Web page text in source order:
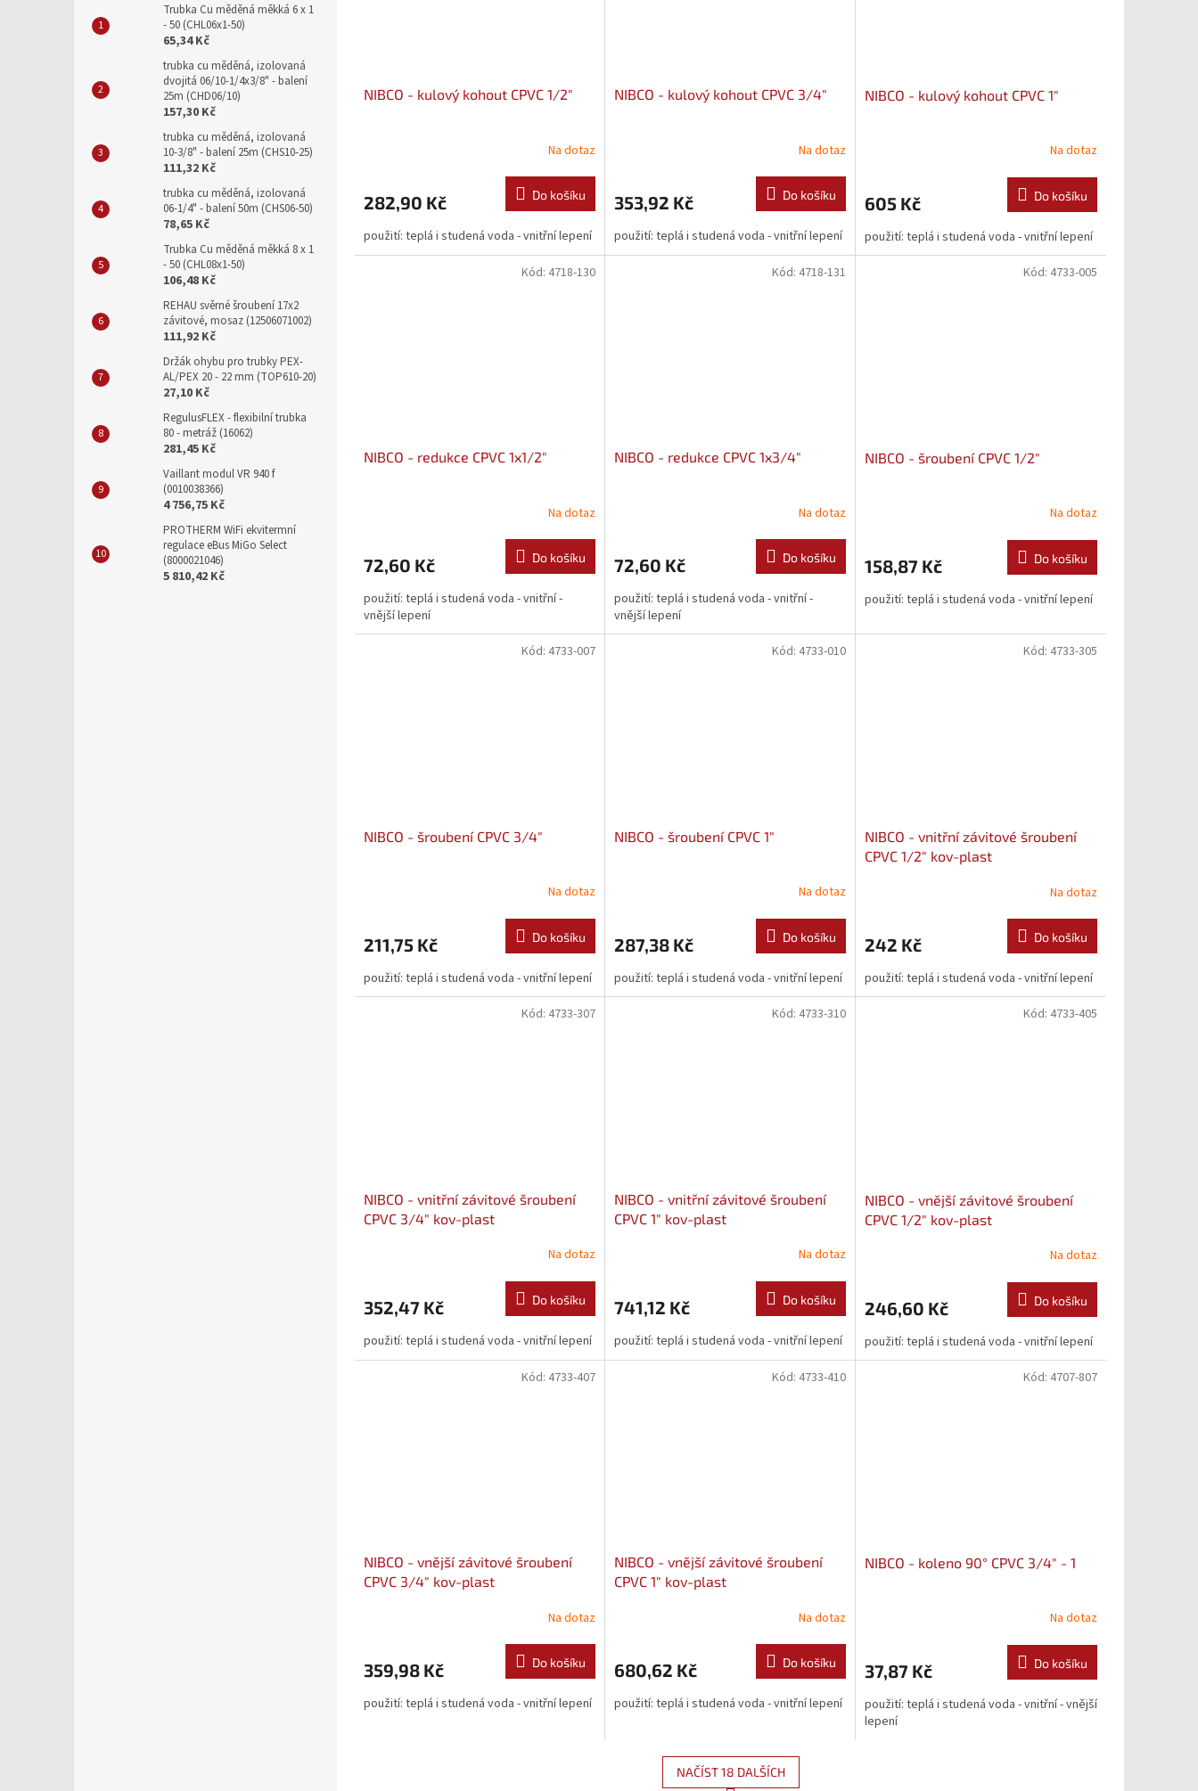
Trubka Cu měděná měkká 6 x 1
- 50 (CHL06x1-50)
65,34 Kč
trubka cu měděná, izolovaná
dvojitá 06/10-1/4x3/8" - balení
25m (CHD06/10)
157,30 Kč
trubka cu měděná, izolovaná
10-3/8" - balení 25m (CHS10-25)
111,32 Kč
trubka cu měděná, izolovaná
06-1/4" - balení 50m (CHS06-50)
78,65 Kč
Trubka Cu měděná měkká 8 x 1
- 50 (CHL08x1-50)
106,48 Kč
REHAU svěrné šroubení 17x2
závitové, mosaz (12506071002)
111,92 Kč
Držák ohybu pro trubky PEX-
AL/PEX 20 - 22 mm (TOP610-20)
27,10 Kč
RegulusFLEX - flexibilní trubka
80 - metráž (16062)
281,45 Kč
Vaillant modul VR 940 f
(0010038366)
4 756,75 Kč
PROTHERM WiFi ekvitermní
regulace eBus MiGo Select
(8000021046)
5 810,42 Kč
NIBCO - kulový kohout CPVC 1/2"
Na dotaz
282,90 Kč Do košíku
použití: teplá i studená voda - vnitřní lepení
NIBCO - kulový kohout CPVC 3/4"
Na dotaz
353,92 Kč Do košíku
použití: teplá i studená voda - vnitřní lepení
NIBCO - kulový kohout CPVC 1"
Na dotaz
605 Kč Do košíku
použití: teplá i studená voda - vnitřní lepení
NIBCO - redukce CPVC 1x1/2"
Na dotaz
72,60 Kč Do košíku
použití: teplá i studená voda - vnitřní -
vnější lepení
Kód: 4718-130
NIBCO - redukce CPVC 1x3/4"
Na dotaz
72,60 Kč Do košíku
použití: teplá i studená voda - vnitřní -
vnější lepení
Kód: 4718-131
NIBCO - šroubení CPVC 1/2"
Na dotaz
158,87 Kč Do košíku
použití: teplá i studená voda - vnitřní lepení
Kód: 4733-005
NIBCO - šroubení CPVC 3/4"
Na dotaz
211,75 Kč Do košíku
použití: teplá i studená voda - vnitřní lepení
Kód: 4733-007
NIBCO - šroubení CPVC 1"
Na dotaz
287,38 Kč Do košíku
použití: teplá i studená voda - vnitřní lepení
Kód: 4733-010
NIBCO - vnitřní závitové šroubení
CPVC 1/2" kov-plast
Na dotaz
242 Kč Do košíku
použití: teplá i studená voda - vnitřní lepení
Kód: 4733-305
NIBCO - vnitřní závitové šroubení
CPVC 3/4" kov-plast
Na dotaz
352,47 Kč Do košíku
použití: teplá i studená voda - vnitřní lepení
Kód: 4733-307
NIBCO - vnitřní závitové šroubení
CPVC 1" kov-plast
Na dotaz
741,12 Kč Do košíku
použití: teplá i studená voda - vnitřní lepení
Kód: 4733-310
NIBCO - vnější závitové šroubení
CPVC 1/2" kov-plast
Na dotaz
246,60 Kč Do košíku
použití: teplá i studená voda - vnitřní lepení
Kód: 4733-405
NIBCO - vnější závitové šroubení
CPVC 3/4" kov-plast
Na dotaz
359,98 Kč Do košíku
použití: teplá i studená voda - vnitřní lepení
Kód: 4733-407
NIBCO - vnější závitové šroubení
CPVC 1" kov-plast
Na dotaz
680,62 Kč Do košíku
použití: teplá i studená voda - vnitřní lepení
Kód: 4733-410
NIBCO - koleno 90° CPVC 3/4" - 1
Na dotaz
37,87 Kč Do košíku
použití: teplá i studená voda - vnitřní - vnější
lepení
Kód: 4707-807
NAČÍST 18 DALŠÍCH